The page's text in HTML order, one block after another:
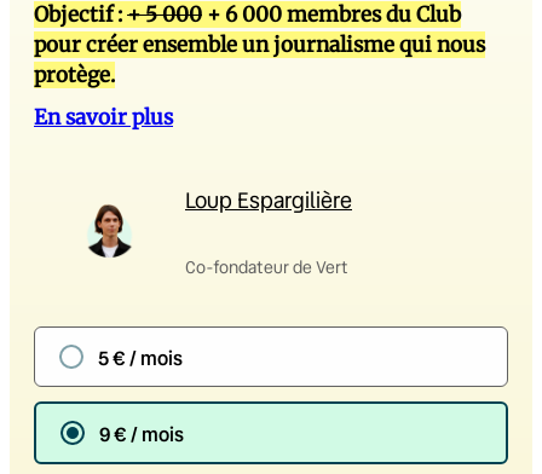
Objectif :+ 5 000 + 6 000 membres du Club
pour créer ensemble un journalisme qui nous
protège.
En savoir plus
Loup Espargilière
Co-fondateur de Vert
5 € / mois
9 € / mois